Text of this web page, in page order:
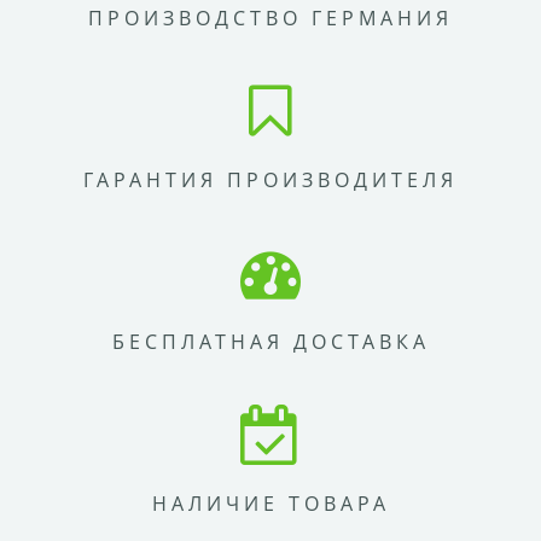
ПРОИЗВОДСТВО ГЕРМАНИЯ
ГАРАНТИЯ ПРОИЗВОДИТЕЛЯ
БЕСПЛАТНАЯ ДОСТАВКА
НАЛИЧИЕ ТОВАРА